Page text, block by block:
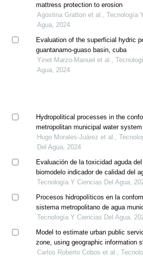
mattress protection to erosion
Agostina Gratton et al., Tecnología
Agua, 2024
Evaluation of the superficial hydric
guantanamo-guaso basin, cuba
Yinet Marzo-Manuel et al.,
Agua, 2024
Hydropolitical processes in the
metropolitan municipal water
juarez, oaxaca, mexico
Hugo Morales-Juárez et al.,
Del Agua, 2024
Evaluación de la toxicidad aguda
biomodelo indicador de calidad del
reticulata
Tecnología Y Ciencias Del Agua,
Procesos hidropolíticos en la
sistema metropolitano de agua
de juárez, oaxaca, méxico
Tecnología Y Ciencias Del Agua,
Model to estimate urban public
zone, using geographic information
Carlos Roberto Cobos et al.,